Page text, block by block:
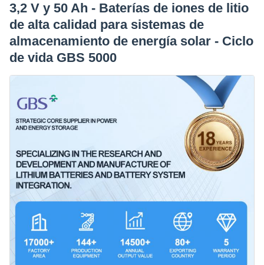
3,2 V y 50 Ah - Baterías de iones de litio
de alta calidad para sistemas de
almacenamiento de energía solar - Ciclo
de vida GBS 5000